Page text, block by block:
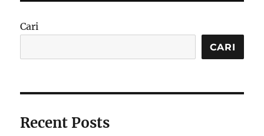
Cari
CARI
Recent Posts